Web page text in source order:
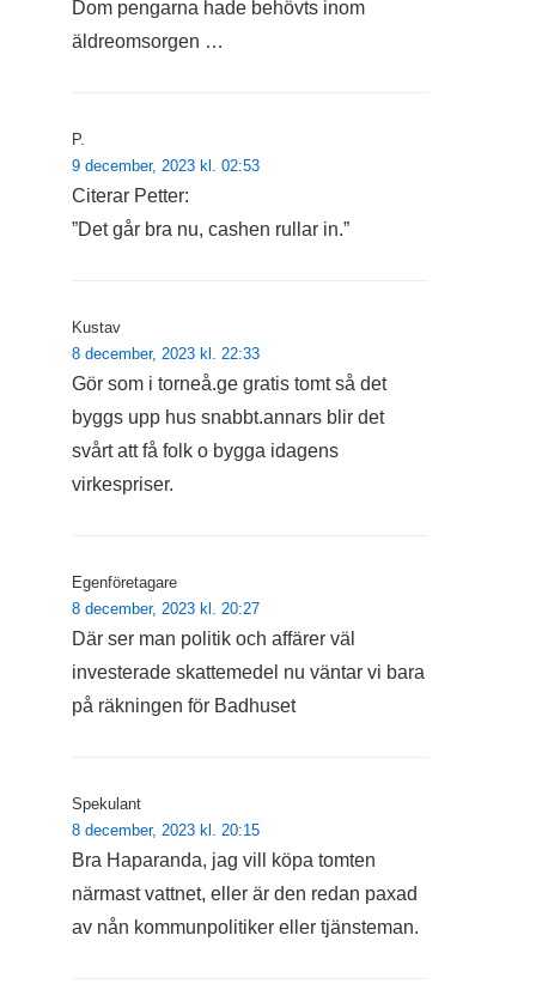
Dom pengarna hade behövts inom
äldreomsorgen …
P.
9 december, 2023 kl. 02:53
Citerar Petter:
”Det går bra nu, cashen rullar in.”
Kustav
8 december, 2023 kl. 22:33
Gör som i torneå.ge gratis tomt så det
byggs upp hus snabbt.annars blir det
svårt att få folk o bygga idagens
virkespriser.
Egenföretagare
8 december, 2023 kl. 20:27
Där ser man politik och affärer väl
investerade skattemedel nu väntar vi bara
på räkningen för Badhuset
Spekulant
8 december, 2023 kl. 20:15
Bra Haparanda, jag vill köpa tomten
närmast vattnet, eller är den redan paxad
av nån kommunpolitiker eller tjänsteman.